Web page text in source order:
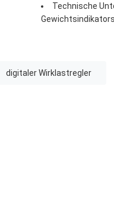
Technische
Gewichtsindikators.
digitaler Wirklastregler